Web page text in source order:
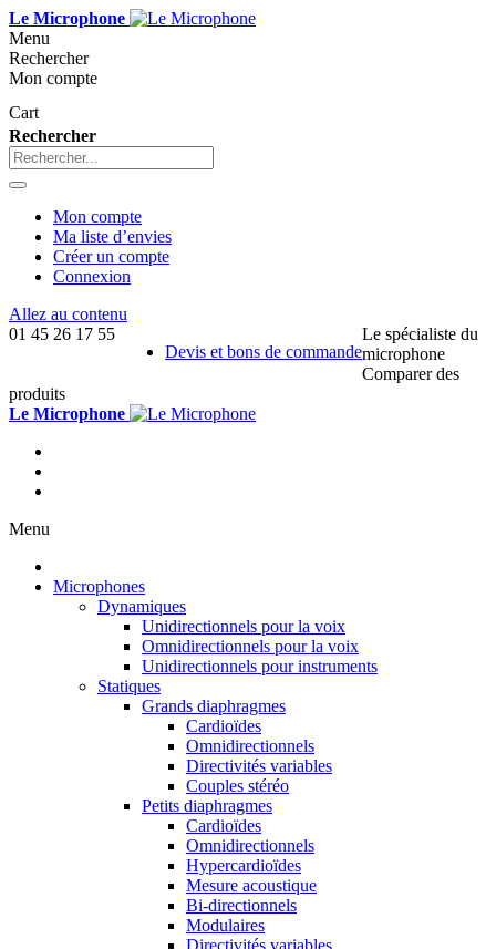
Le Microphone
Menu
Rechercher
Mon compte
Cart
Rechercher
Mon compte
Ma liste d’envies
Créer un compte
Connexion
Allez au contenu
01 45 26 17 55
Devis et bons de commande
Le spécialiste du
microphone
Comparer des
produits
Le Microphone
Menu
Microphones
Dynamiques
Unidirectionnels pour la voix
Omnidirectionnels pour la voix
Unidirectionnels pour instruments
Statiques
Grands diaphragmes
Cardioïdes
Omnidirectionnels
Directivités variables
Couples stéréo
Petits diaphragmes
Cardioïdes
Omnidirectionnels
Hypercardioïdes
Mesure acoustique
Bi-directionnels
Modulaires
Directivités variables